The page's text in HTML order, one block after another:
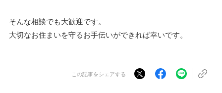
そんな相談でも大歓迎です。
大切なお住まいを守るお手伝いができれば幸いです。
この記事をシェアする